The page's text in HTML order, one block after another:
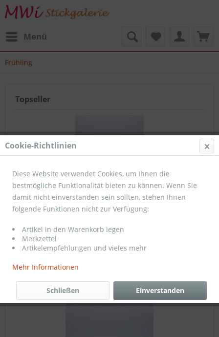
Menü
Frühling
Topseller
Dekoband BLUMENWIESE
Cookie-Richtlinien
Diese Website verwendet Cookies, um Ihnen die
bestmögliche Funktionalität bieten zu können. Wenn Sie
damit nicht einverstanden sein sollten, stehen Ihnen
folgende Funktionen nicht zur Verfügung:
Artikel in den Warenkorb legen
Merkzettel
Artikelempfehlungen und vieles mehr
Mehr Informationen
Einverstanden
Schließen